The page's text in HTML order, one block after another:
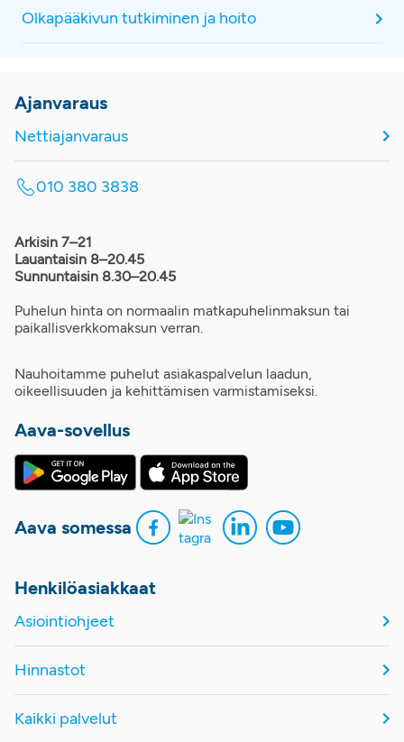
Olkapääkivun tutkiminen ja hoito
Ajanvaraus
Nettiajanvaraus
010 380 3838
Arkisin 7–21
Lauantaisin 8–20.45
Sunnuntaisin 8.30–20.45
Puhelun hinta on normaalin matkapuhelinmaksun tai
paikallisverkkomaksun verran.
Nauhoitamme puhelut asiakaspalvelun laadun,
oikeellisuuden ja kehittämisen varmistamiseksi.
Aava-sovellus
Aava somessa
Henkilöasiakkaat
Asiointiohjeet
Hinnastot
Kaikki palvelut